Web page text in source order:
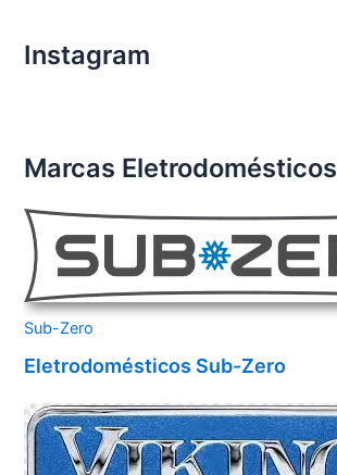
Instagram
Marcas Eletrodomésticos
Sub-Zero
Eletrodomésticos Sub-Zero